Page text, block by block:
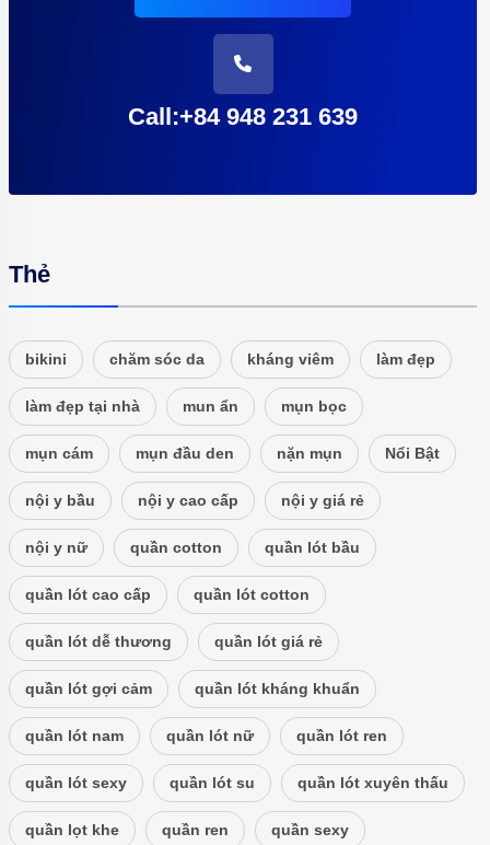
Call:+84 948 231 639
Thẻ
bikini chăm sóc da kháng viêm làm đẹp
làm đẹp tại nhà mun ẩn mụn bọc
mụn cám mụn đầu den nặn mụn Nổi Bật
nội y bầu nội y cao cấp nội y giá rẻ
nội y nữ quần cotton quần lót bầu
quần lót cao cấp quần lót cotton
quần lót dễ thương quần lót giá rẻ
quần lót gợi cảm quần lót kháng khuẩn
quần lót nam quần lót nữ quần lót ren
quần lót sexy quần lót su quần lót xuyên thấu
quần lọt khe quần ren quần sexy